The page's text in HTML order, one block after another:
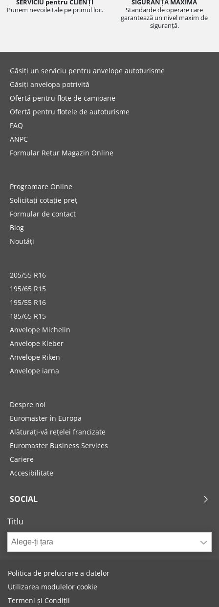
SERVICIU pentru CLIENȚI
Punem nevoile tale pe primul loc.
SIGURANȚĂ MAXIMĂ
Standarde de operare care
garantează un nivel maxim de
siguranță.
Găsiți un serviciu pentru anvelope autoturisme
Găsiți anvelopa potrivită
Ofertă pentru flote de camioane
Ofertă pentru flotele de autoturisme
FAQ
ANPC
Formular Retur Magazin Online
Programare Online
Solicitați cotație preț
Formular de contact
Blog
Noutăți
205/55 R16
195/65 R15
195/55 R16
185/65 R15
Anvelope Michelin
Anvelope Kleber
Anvelope Riken
Anvelope iarna
Despre noi
Euromaster în Europa
Alăturați-vă rețelei francizate
Euromaster Business Services
Cariere
Accesibilitate
SOCIAL
Titlu
Alege-ți țara
Politica de prelucrare a datelor
Utilizarea modulelor cookie
Termeni și Condiții